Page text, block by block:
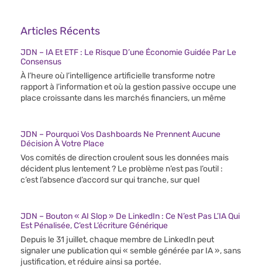
Articles Récents
JDN – IA Et ETF : Le Risque D’une Économie Guidée Par Le
Consensus
À l’heure où l’intelligence artificielle transforme notre
rapport à l’information et où la gestion passive occupe une
place croissante dans les marchés financiers, un même
JDN – Pourquoi Vos Dashboards Ne Prennent Aucune
Décision À Votre Place
Vos comités de direction croulent sous les données mais
décident plus lentement ? Le problème n’est pas l’outil :
c’est l’absence d’accord sur qui tranche, sur quel
JDN – Bouton « AI Slop » De LinkedIn : Ce N’est Pas L’IA Qui
Est Pénalisée, C’est L’écriture Générique
Depuis le 31 juillet, chaque membre de LinkedIn peut
signaler une publication qui « semble générée par IA », sans
justification, et réduire ainsi sa portée.